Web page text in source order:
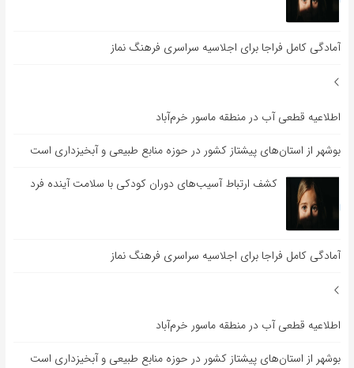
آمادگی کامل فراجا برای اجلاسیه سراسری فرهنگ نماز
اطلاعیه قطعی آب در منطقه ماسور خرم‌آباد
بوشهر از استان‌های پیشتاز کشور در حوزه منابع طبیعی و آبخیزداری است
کشف ارتباط آسیب‌های دوران کودکی با سلامت آینده فرد
آمادگی کامل فراجا برای اجلاسیه سراسری فرهنگ نماز
اطلاعیه قطعی آب در منطقه ماسور خرم‌آباد
بوشهر از استان‌های پیشتاز کشور در حوزه منابع طبیعی و آبخیزداری است